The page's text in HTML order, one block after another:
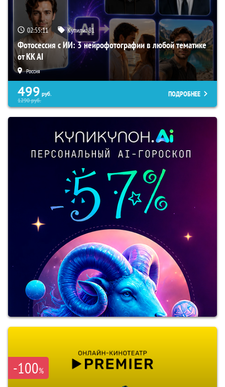
02:55:10 Купили:81
Фотосессия с ИИ: 3 нейрофотографии в любой тематике
от KK AI
Россия
499 руб.
1290руб.
ПОДРОБНЕЕ
-100%